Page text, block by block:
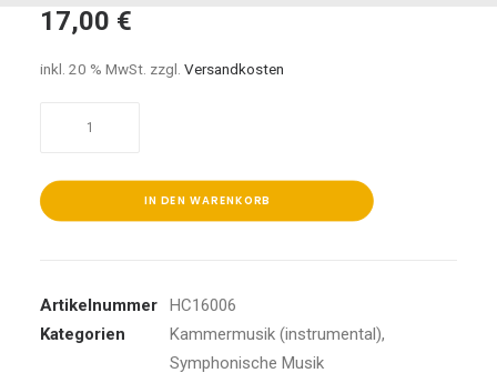
17,00 €
inkl. 20 % MwSt. zzgl. Versandkosten
IN DEN WARENKORB
Artikelnummer
HC16006
Kategorien
Kammermusik (instrumental),
Symphonische Musik